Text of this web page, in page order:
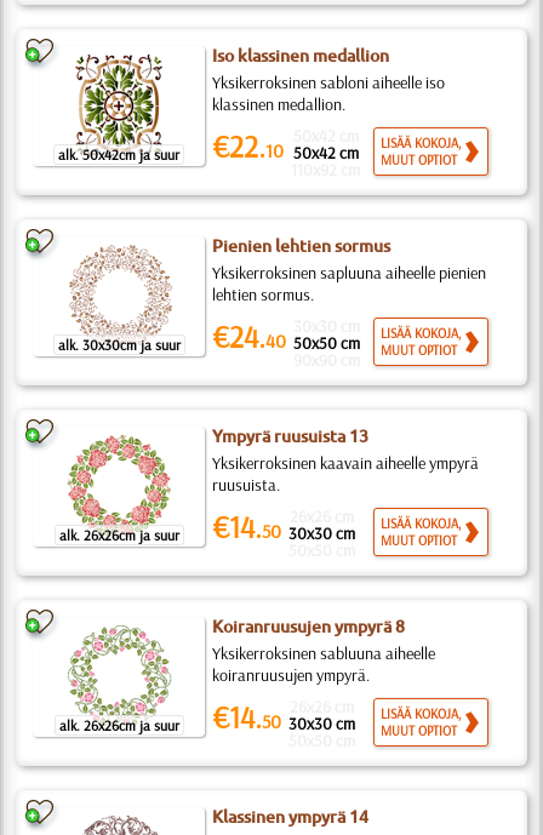
alk. 50x42cm ja suur
Iso klassinen medallion
Yksikerroksinen sabloni aiheelle iso
klassinen medallion.
€22.10 50x42 cm
LISÄÄ KOKOJA,
MUUT OPTIOT
alk. 30x30cm ja suur
Pienien lehtien sormus
Yksikerroksinen sapluuna aiheelle pienien
lehtien sormus.
€24.40 50x50 cm
LISÄÄ KOKOJA,
MUUT OPTIOT
alk. 26x26cm ja suur
Ympyrä ruusuista 13
Yksikerroksinen kaavain aiheelle ympyrä
ruusuista.
€14.50 30x30 cm
LISÄÄ KOKOJA,
MUUT OPTIOT
alk. 26x26cm ja suur
Koiranruusujen ympyrä 8
Yksikerroksinen sabluuna aiheelle
koiranruusujen ympyrä.
€14.50 30x30 cm
LISÄÄ KOKOJA,
MUUT OPTIOT
Klassinen ympyrä 14